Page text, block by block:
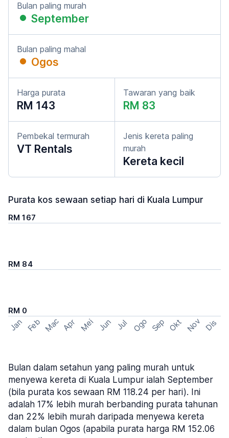
Bulan paling murah
September
Bulan paling mahal
Ogos
Harga purata
RM 143
Tawaran yang baik
RM 83
Pembekal termurah
VT Rentals
Jenis kereta paling
murah
Kereta kecil
Purata kos sewaan setiap hari di Kuala Lumpur
RM 167
RM 84
RM 0
Jan Feb Mac Apr Mei Jun Jul Ogo Sep Okt Nov Dis
Bulan dalam setahun yang paling murah untuk
menyewa kereta di Kuala Lumpur ialah September
(bila purata kos sewaan RM 118.24 per hari). Ini
adalah 17% lebih murah berbanding purata tahunan
dan 22% lebih murah daripada menyewa kereta
dalam bulan Ogos (apabila purata harga RM 152.06